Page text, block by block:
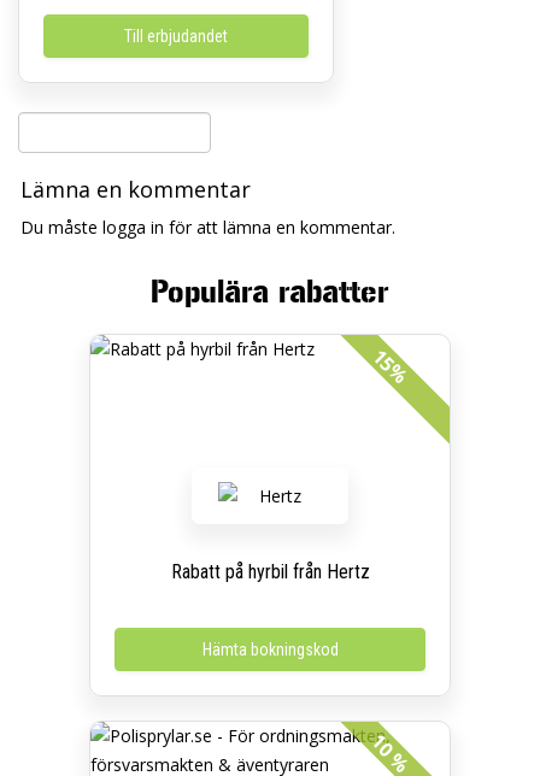
Till erbjudandet
Lämna en kommentar
Du måste logga in för att lämna en kommentar.
Populära rabatter
15%
Rabatt på hyrbil från Hertz
Hämta bokningskod
10 %